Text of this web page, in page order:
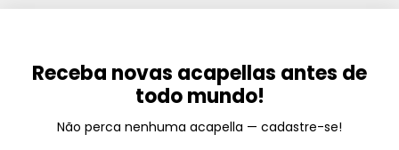
Receba novas acapellas antes de
todo mundo!
Não perca nenhuma acapella — cadastre-se!